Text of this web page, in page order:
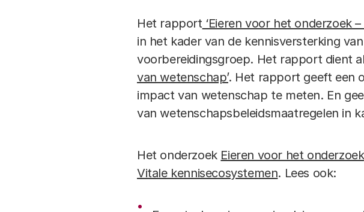
Het rapport‘Eieren voor het onderzoek
in het kader van de kennisversterking
voorbereidingsgroep. Het rapport dient
van wetenschap’. Het rapport geeft een
impact van wetenschap te meten. En
van wetenschapsbeleidsmaatregelen in
Het onderzoek Eieren voor het onderzoek
Vitale kennisecosystemen. Lees ook: